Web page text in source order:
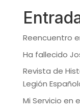
Reencuentro
Ha fallecido
Revista de
Legión
Mi Servicio en